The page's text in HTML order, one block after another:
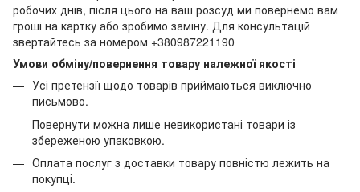
робочих днів, після цього на ваш розсуд ми повернемо вам
гроші на картку або зробимо заміну. Для консультацій
звертайтесь за номером +380987221190
Умови обміну/повернення товару належної якості
Усі претензії щодо товарів приймаються виключно
письмово.
Повернути можна лише невикористані товари із
збереженою упаковкою.
Оплата послуг з доставки товару повністю лежить на
покупці.